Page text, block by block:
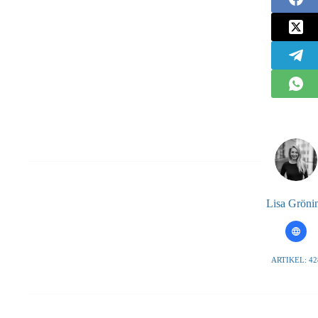
Lisa
ARTIKEL: